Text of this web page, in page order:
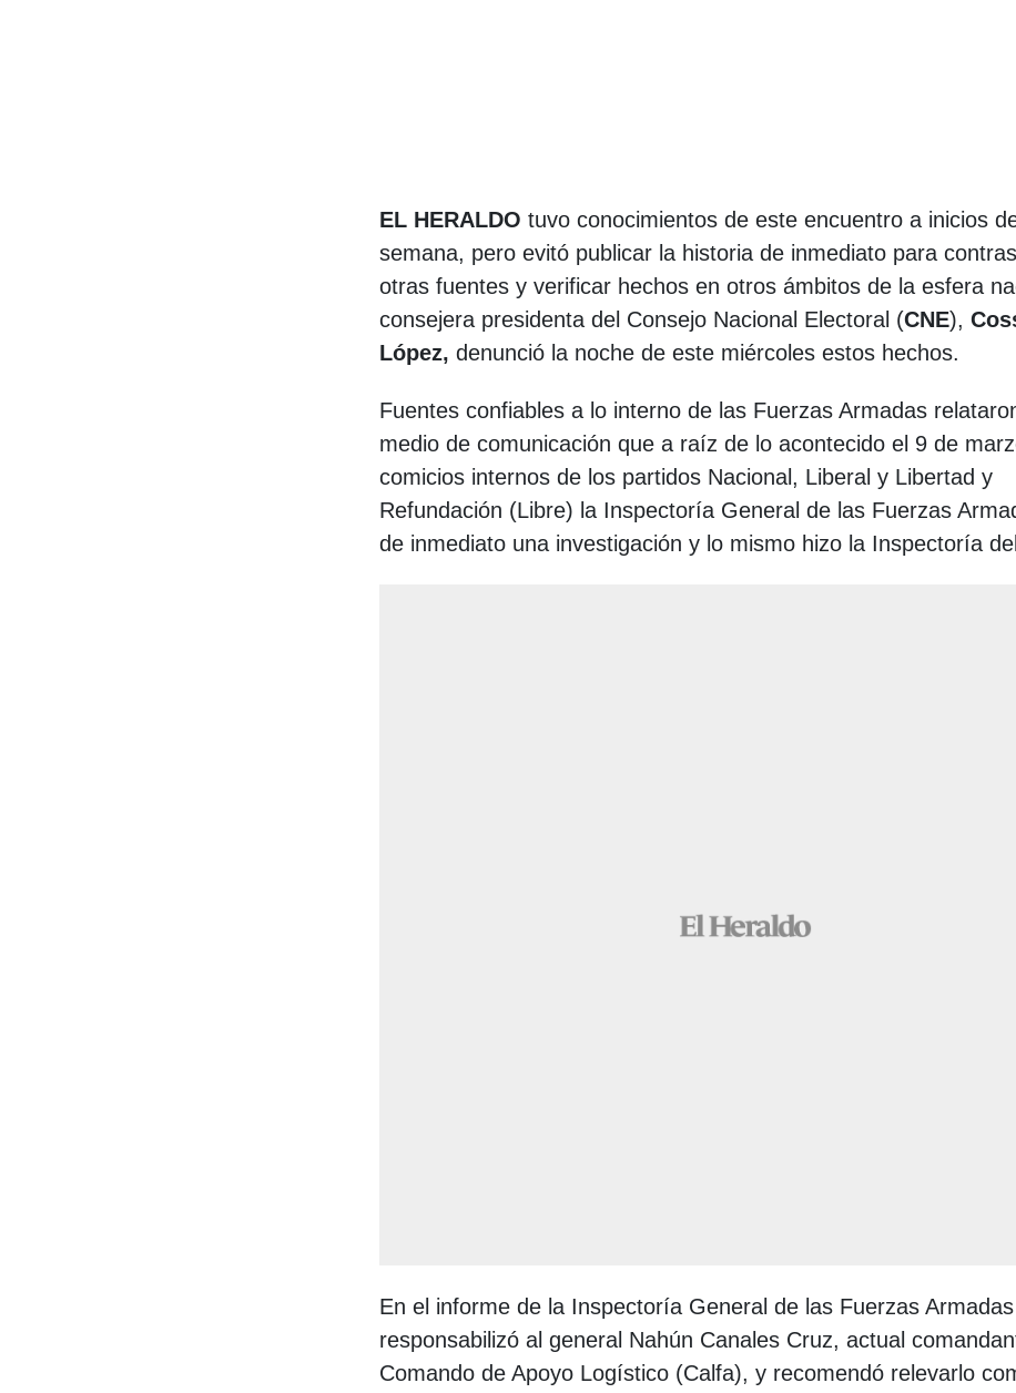
EL HERALDO tuvo conocimientos de este encuentro a inicios
semana, pero evitó publicar la historia de inmediato para
otras fuentes y verificar hechos en otros ámbitos de la esfera
consejera presidenta del Consejo Nacional Electoral (CNE),
López, denunció la noche de este miércoles estos hechos.
Fuentes confiables a lo interno de las Fuerzas Armadas
medio de comunicación que a raíz de lo acontecido el 9 de
comicios internos de los partidos Nacional, Liberal y Libertad y
Refundación (Libre) la Inspectoría General de las Fuerzas
de inmediato una investigación y lo mismo hizo la Inspectoría
En el informe de la Inspectoría General de las Fuerzas
responsabilizó al general Nahún Canales Cruz, actual
Comando de Apoyo Logístico (Calfa), y recomendó relevarlo